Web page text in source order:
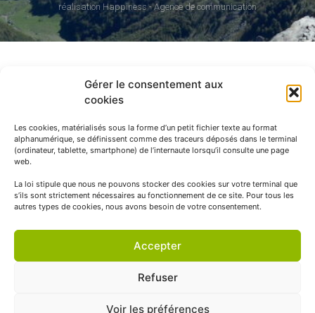
Gérer le consentement aux
cookies
Les cookies, matérialisés sous la forme d’un petit fichier texte au format
alphanumérique, se définissent comme des traceurs déposés dans le terminal
(ordinateur, tablette, smartphone) de l’internaute lorsqu’il consulte une page
web.
La loi stipule que nous ne pouvons stocker des cookies sur votre terminal que
s’ils sont strictement nécessaires au fonctionnement de ce site. Pour tous les
autres types de cookies, nous avons besoin de votre consentement.
Accepter
Refuser
Voir les préférences
réalisation Happiness -Agence de communication